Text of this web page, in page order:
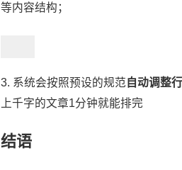
等内容结构；
3. 系统会按照预设的规范 自动调整
上千字的文章1分钟就能排完
结语